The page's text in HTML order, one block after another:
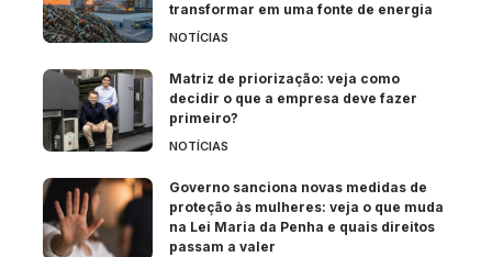
transformar em uma fonte de energia
NOTÍCIAS
Matriz de priorização: veja como
decidir o que a empresa deve fazer
primeiro?
NOTÍCIAS
Governo sanciona novas medidas de
proteção às mulheres: veja o que muda
na Lei Maria da Penha e quais direitos
passam a valer